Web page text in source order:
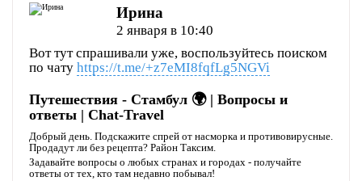
Полезно Не полезно
Ирина
2 января в 10:40
Вот тут спрашивали уже, воспользуйтесь поиском
по чату https://t.me/+z7eMI8fqfLg5NGVi
Путешествия - Стамбул 🌍 | Вопросы и
ответы | Chat-Travel
Добрый день. Подскажите спрей от насморка и противовирусные.
Продадут ли без рецепта? Район Таксим.
Задавайте вопросы о любых странах и городах - получайте
ответы от тех, кто там недавно побывал!